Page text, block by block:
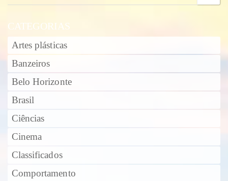
CATEGORIAS
Artes plásticas
Banzeiros
Belo Horizonte
Brasil
Ciências
Cinema
Classificados
Comportamento